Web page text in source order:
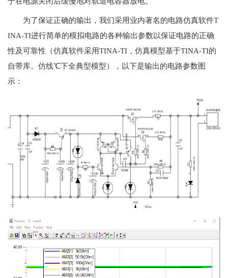
为了保证正确的输出，我们采用业内著名的电路仿真软件T
INA-TI进行简单的模拟电路的各种输出参数以保证电路的正确
性及可靠性（仿真软件采用TINA-TI，仿真模型基于TINA-TI的
自带库。仿线℃下全典型模型），以下是输出的电路参数图
示：